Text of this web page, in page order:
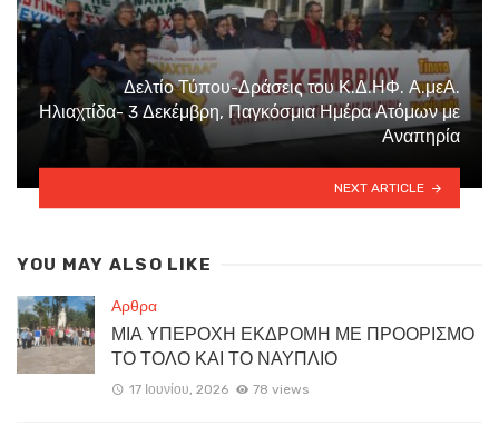
Δελτίο Τύπου-Δράσεις του Κ.Δ.ΗΦ. Α.μεΑ.
Ηλιαχτίδα- 3 Δεκέμβρη, Παγκόσμια Ημέρα Ατόμων με
Αναπηρία
NEXT ARTICLE
YOU MAY ALSO LIKE
Αρθρα
ΜΙΑ ΥΠΕΡΟΧΗ ΕΚΔΡΟΜΗ ΜΕ ΠΡΟΟΡΙΣΜΟ
ΤΟ ΤΟΛΟ ΚΑΙ ΤΟ ΝΑΥΠΛΙΟ
17 Ιουνίου, 2026 78 views